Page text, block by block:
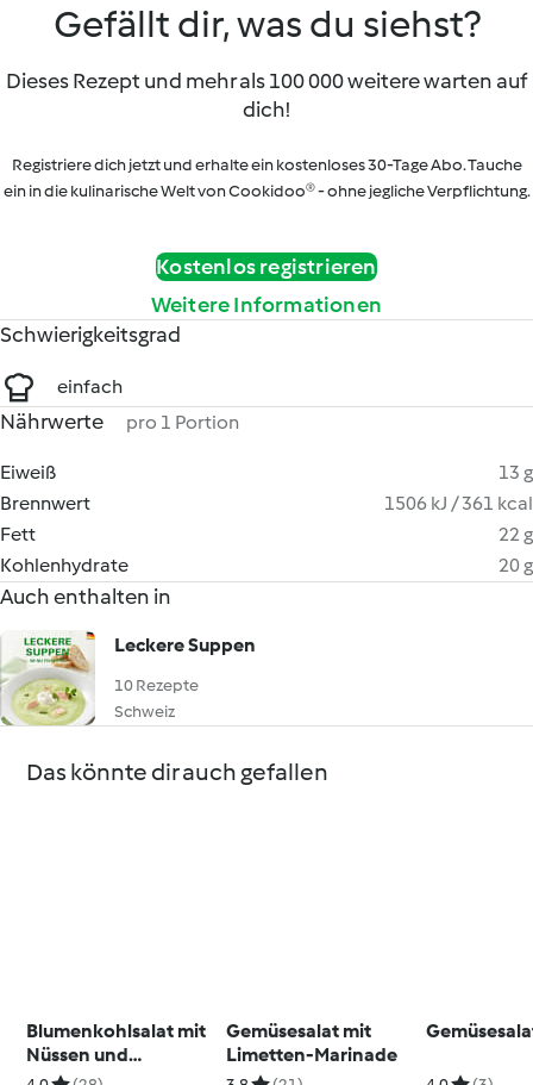
Gefällt dir, was du siehst?
Dieses Rezept und mehr als 100 000 weitere warten auf
dich!
Registriere dich jetzt und erhalte ein kostenloses 30-Tage Abo. Tauche
ein in die kulinarische Welt von Cookidoo® - ohne jegliche Verpflichtung.
Kostenlos registrieren
Weitere Informationen
Schwierigkeitsgrad
einfach
Nährwerte pro 1 Portion
Eiweiß
13 g
Brennwert
1506 kJ / 361 kcal
Fett
22 g
Kohlenhydrate
20 g
Auch enthalten in
Leckere Suppen
10 Rezepte
Schweiz
Das könnte dir auch gefallen
Blumenkohlsalat mit
Nüssen und
Süsskartoffeln
Gemüsesalat mit
Limetten-Marinade